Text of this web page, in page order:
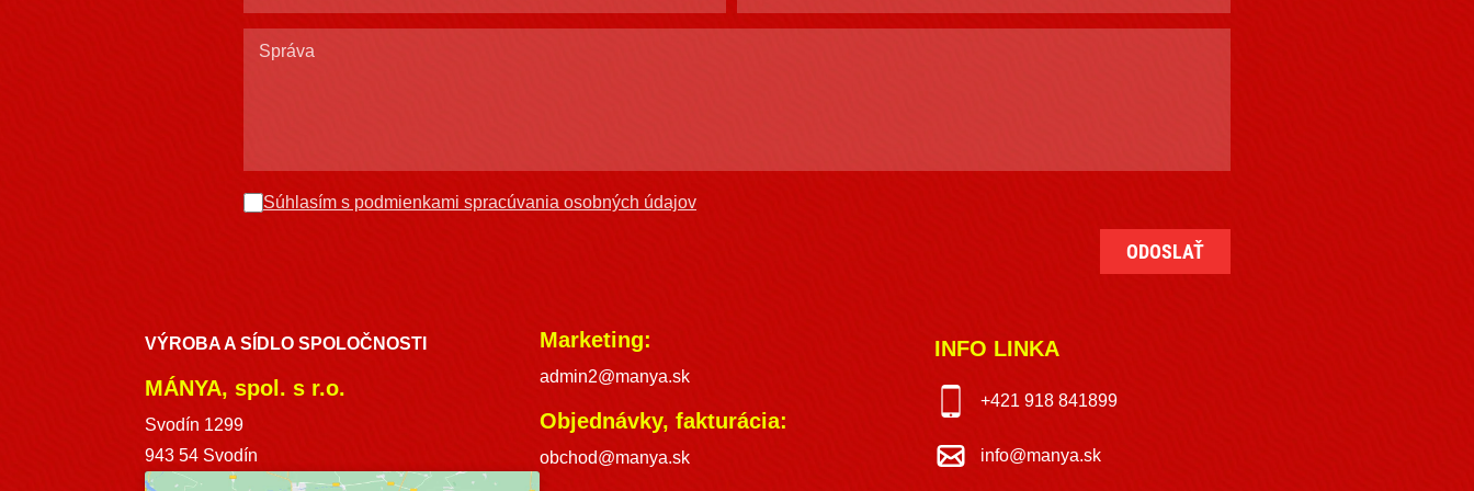
Súhlasím s podmienkami spracúvania osobných údajov
VÝROBA A SÍDLO SPOLOČNOSTI
MÁNYA, spol. s r.o.
Svodín 1299
943 54 Svodín
Marketing:
admin2@manya.sk
Objednávky, fakturácia:
obchod@manya.sk
INFO LINKA
+421 918 841899
info@manya.sk